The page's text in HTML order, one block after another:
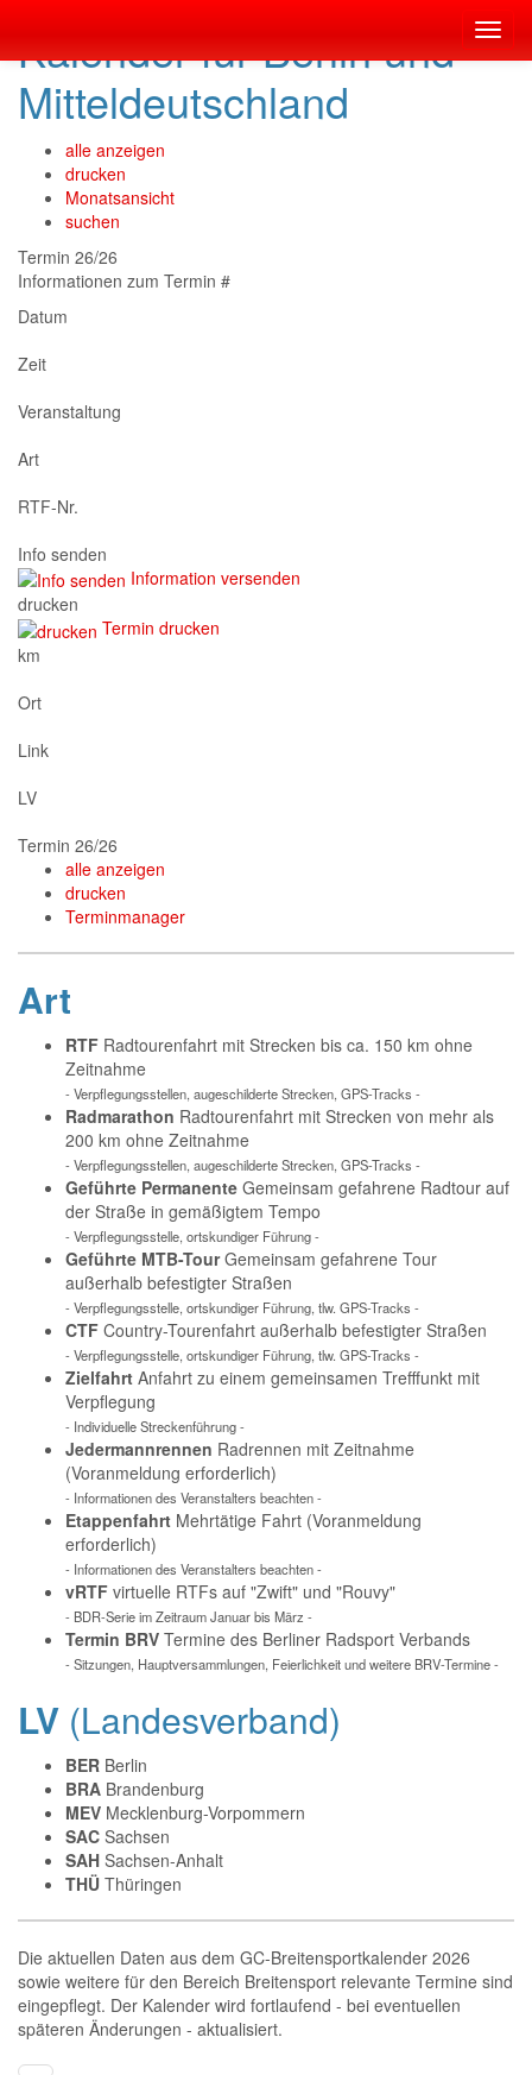
Kalender für Berlin und
Mitteldeutschland
alle anzeigen
drucken
Monatsansicht
suchen
Termin 26/26
Informationen zum Termin #
Datum
Zeit
Veranstaltung
Art
RTF-Nr.
Info senden
Information versenden
drucken
Termin drucken
km
Ort
Link
LV
Termin 26/26
alle anzeigen
drucken
Terminmanager
Art
RTF Radtourenfahrt mit Strecken bis ca. 150 km ohne
Zeitnahme
- Verpflegungsstellen, augeschilderte Strecken, GPS-Tracks -
Radmarathon Radtourenfahrt mit Strecken von mehr als
200 km ohne Zeitnahme
- Verpflegungsstellen, augeschilderte Strecken, GPS-Tracks -
Geführte Permanente Gemeinsam gefahrene Radtour auf
der Straße in gemäßigtem Tempo
- Verpflegungsstelle, ortskundiger Führung -
Geführte MTB-TourGemeinsam gefahrene Tour
außerhalb befestigter Straßen
- Verpflegungsstelle, ortskundiger Führung, tlw. GPS-Tracks -
CTF Country-Tourenfahrt außerhalb befestigter Straßen
- Verpflegungsstelle, ortskundiger Führung, tlw. GPS-Tracks -
Zielfahrt Anfahrt zu einem gemeinsamen Trefffunkt mit
Verpflegung
- Individuelle Streckenführung -
Jedermannrennen Radrennen mit Zeitnahme
(Voranmeldung erforderlich)
- Informationen des Veranstalters beachten -
Etappenfahrt Mehrtätige Fahrt (Voranmeldung
erforderlich)
- Informationen des Veranstalters beachten -
vRTF virtuelle RTFs auf "Zwift" und "Rouvy"
- BDR-Serie im Zeitraum Januar bis März -
Termin BRV Termine des Berliner Radsport Verbands
- Sitzungen, Hauptversammlungen, Feierlichkeit und weitere BRV-Termine -
LV (Landesverband)
BER Berlin
BRA Brandenburg
MEV Mecklenburg-Vorpommern
SAC Sachsen
SAH Sachsen-Anhalt
THÜ Thüringen
Die aktuellen Daten aus dem GC-Breitensportkalender 2026
sowie weitere für den Bereich Breitensport relevante Termine sind
eingepflegt. Der Kalender wird fortlaufend - bei eventuellen
späteren Änderungen - aktualisiert.